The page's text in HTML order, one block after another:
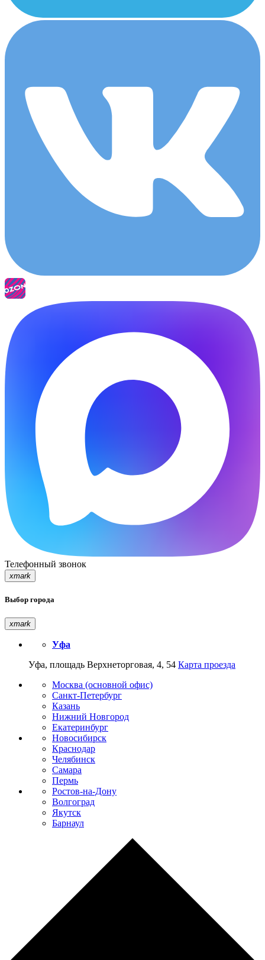
Телефонный звонок
xmark
Выбор города
xmark
Уфа
Уфа, площадь Верхнеторговая, 4, 54 Карта проезда
Москва (основной офис)
Санкт-Петербург
Казань
Нижний Новгород
Екатеринбург
Новосибирск
Краснодар
Челябинск
Самара
Пермь
Ростов-на-Дону
Волгоград
Якутск
Барнаул